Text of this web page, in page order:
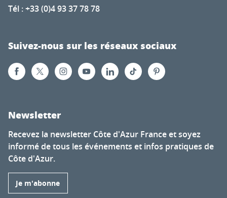
Tél : +33 (0)4 93 37 78 78
Suivez-nous sur les réseaux sociaux
Newsletter
Recevez la newsletter Côte d'Azur France et soyez
informé de tous les événements et infos pratiques de
Côte d'Azur.
Je m'abonne